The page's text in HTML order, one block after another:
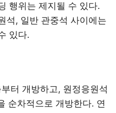
행위는 제지될 수 있다.
석, 일반 관중석 사이에는
있다.
터 개방하고, 원정응원석
순차적으로 개방한다. 연